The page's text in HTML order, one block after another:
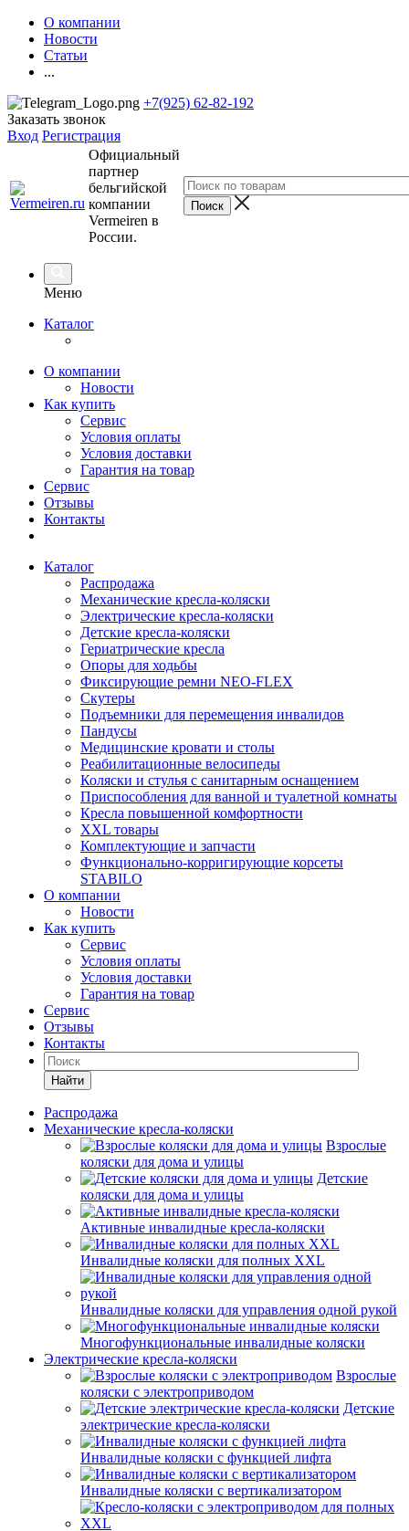
О компании
Новости
Статьи
...
+7(925) 62-82-192
Заказать звонок
Вход Регистрация
Официальный
партнер
бельгийской
компании
Vermeiren в
России.
Меню
Каталог
О компании
Новости
Как купить
Сервис
Условия оплаты
Условия доставки
Гарантия на товар
Сервис
Отзывы
Контакты
Каталог
Распродажа
Механические кресла-коляски
Электрические кресла-коляски
Детские кресла-коляски
Гериатрические кресла
Опоры для ходьбы
Фиксирующие ремни NEO-FLEX
Скутеры
Подъемники для перемещения инвалидов
Пандусы
Медицинские кровати и столы
Реабилитационные велосипеды
Коляски и стулья с санитарным оснащением
Приспособления для ванной и туалетной комнаты
Кресла повышенной комфортности
XXL товары
Комплектующие и запчасти
Функционально-корригирующие корсеты
STABILO
О компании
Новости
Как купить
Сервис
Условия оплаты
Условия доставки
Гарантия на товар
Сервис
Отзывы
Контакты
Найти
Распродажа
Механические кресла-коляски
Взрослые
коляски для дома и улицы
Детские
коляски для дома и улицы
Активные инвалидные кресла-коляски
Инвалидные коляски для полных XXL
Инвалидные коляски для управления одной рукой
Многофункциональные инвалидные коляски
Электрические кресла-коляски
Взрослые
коляски с электроприводом
Детские
электрические кресла-коляски
Инвалидные коляски с функцией лифта
Инвалидные коляски с вертикализатором